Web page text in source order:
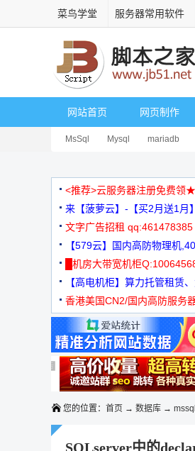
菜鸟学堂 服务器常用软件
网站首页 网页制作
MsSql Mysql mariadb
<推荐>云服务器注册免费领
来【菠萝云】-【买2月送1月
文字广告招租 qq:461478385
【579云】国内高防物理机
元
█机房大带宽机柜
【高电机柜】算力托管租赁
机
香港美国CN2/国内高防服务
广告 商业广告，理性选择
广告 商业广告，理性选择
您的位置： 首页 → 数据库 →
SQLserver中的